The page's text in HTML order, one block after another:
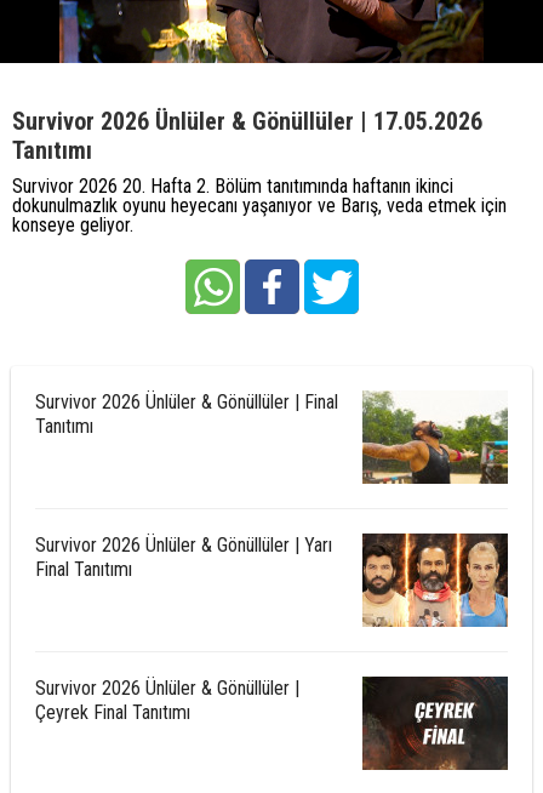
Survivor 2026 Ünlüler & Gönüllüler | 17.05.2026
Tanıtımı
Survivor 2026 20. Hafta 2. Bölüm tanıtımında haftanın ikinci
dokunulmazlık oyunu heyecanı yaşanıyor ve Barış, veda etmek için
konseye geliyor.
Survivor 2026 Ünlüler & Gönüllüler | Final
Tanıtımı
Survivor 2026 Ünlüler & Gönüllüler | Yarı
Final Tanıtımı
Survivor 2026 Ünlüler & Gönüllüler |
Çeyrek Final Tanıtımı